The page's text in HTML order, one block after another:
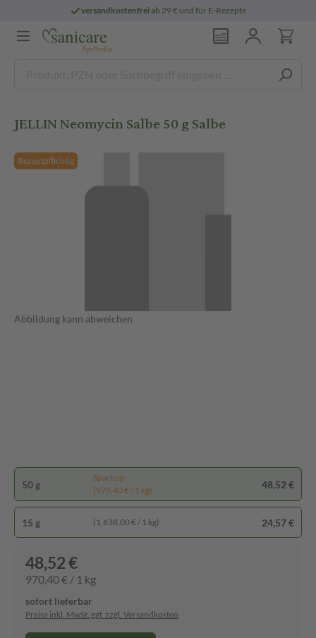
versandkostenfreiab 29 € und für E-Rezepte
JELLIN Neomycin Salbe 50 g Salbe
Rezeptpflichtig
Abbildung kann abweichen
50 g
Spartipp
(970,40 € / 1 kg)
48,52 €
15 g (1.638,00 € / 1 kg) 24,57 €
48,52 €
970,40 € / 1 kg
sofort lieferbar
Preise inkl. MwSt. ggf. zzgl. Versandkosten